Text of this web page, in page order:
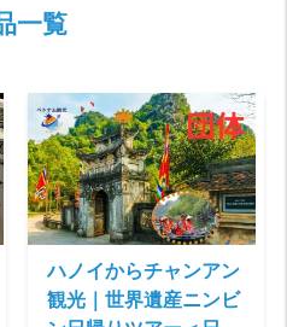
一覧
ハノイからチャンアン
観光｜世界遺産ニンビ